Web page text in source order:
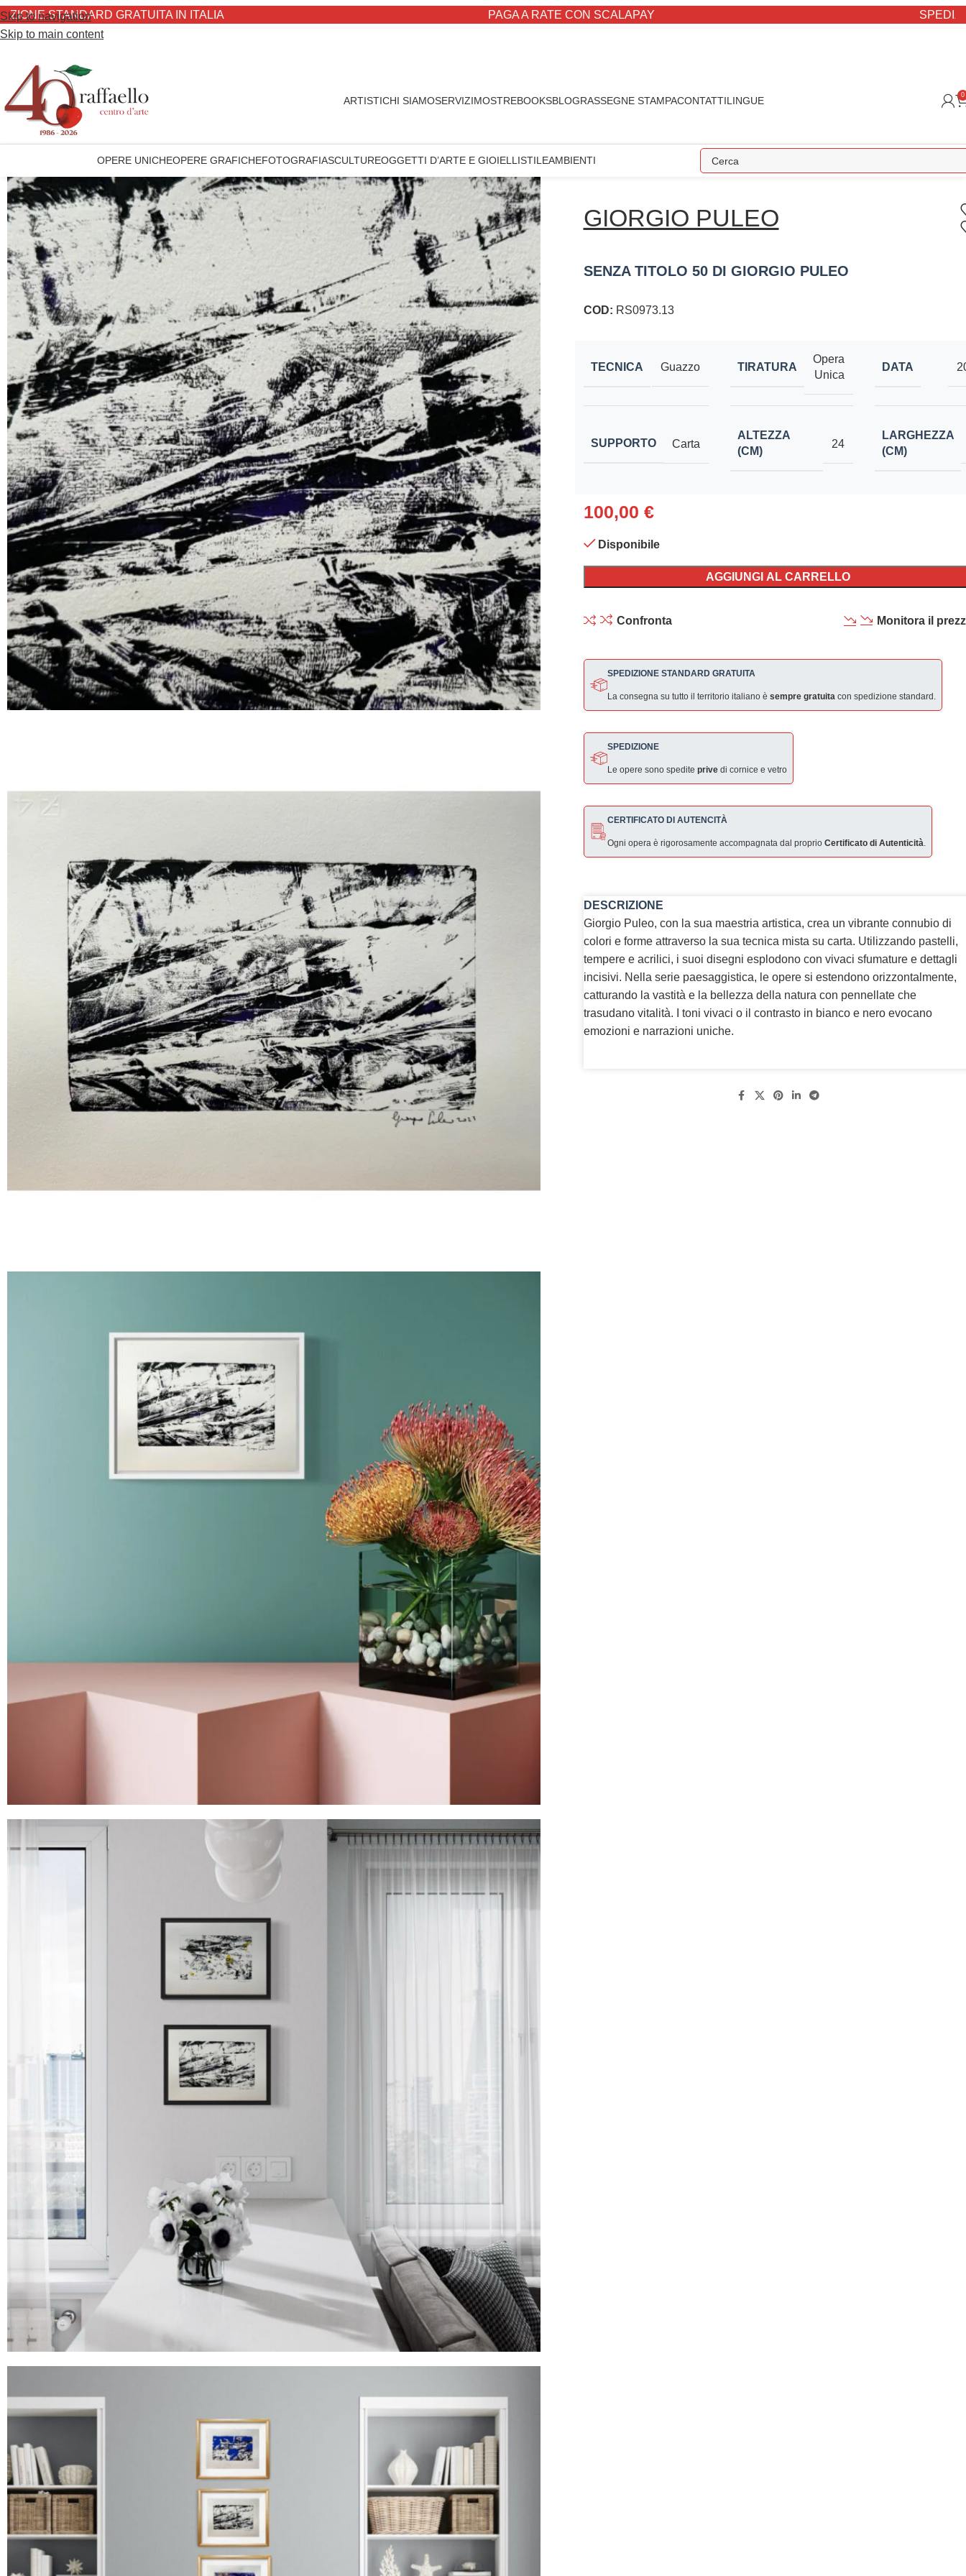
Skip to navigation
Skip to main content
GRATUITA IN ITALIA PAGA A RATE CON SCALAPAY SPEDIZIONE
ARTISTICHI SIAMOSERVIZIMOSTREBOOKSBLOGRASSEGNE STAMPACONTATTILINGUE 0
OPERE UNICHEOPERE GRAFICHEFOTOGRAFIASCULTUREOGGETTI D’ARTE E GIOIELLISTILEAMBIENTI
GIORGIO PULEO
SENZA TITOLO 50 DI GIORGIO PULEO
COD: RS0973.13
TECNICA Guazzo TIRATURA
Opera
Unica
DATA
SUPPORTO Carta
ALTEZZA
(CM)
24
LARGHEZZA
(CM)
100,00 €
Disponibile
AGGIUNGI AL CARRELLO
Confronta Monitora il
SPEDIZIONE STANDARD GRATUITA
La consegna su tutto il territorio italiano è sempre gratuita con spedizione standard.
SPEDIZIONE
Le opere sono spedite privedi cornice e vetro
CERTIFICATO DI AUTENCITÀ
Ogni opera è rigorosamente accompagnata dal proprio Certificato di Autenticità.
DESCRIZIONE
Giorgio Puleo, con la sua maestria artistica, crea un vibrante connubio di
colori e forme attraverso la sua tecnica mista su carta. Utilizzando pastelli,
tempere e acrilici, i suoi disegni esplodono con vivaci sfumature e dettagli
incisivi. Nella serie paesaggistica, le opere si estendono orizzontalmente,
catturando la vastità e la bellezza della natura con pennellate che
trasudano vitalità. I toni vivaci o il contrasto in bianco e nero evocano
emozioni e narrazioni uniche.